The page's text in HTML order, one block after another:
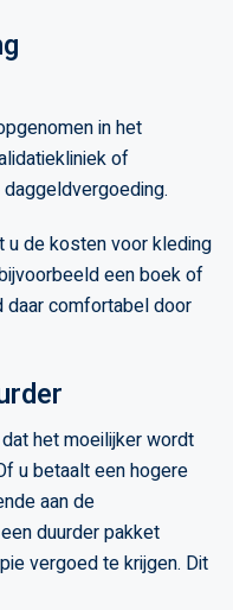
in het
of
de kosten voor kleding
een boek of
daar comfortabel door
het moeilijker wordt
u betaalt een hogere
aan de
duurder pakket
vergoed te krijgen. Dit